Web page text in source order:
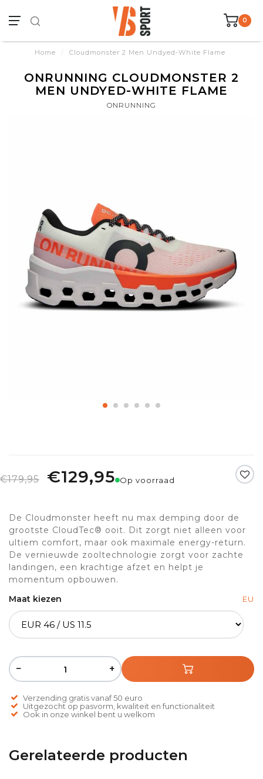
0
Home / Cloudmonster 2 Men Undyed-White Flame
ONRUNNING CLOUDMONSTER 2
MEN UNDYED-WHITE FLAME
ONRUNNING
€179,95 €129,95 Op voorraad
De Cloudmonster heeft nu max demping door de
grootste CloudTec® ooit. Dit zorgt niet alleen voor
ultiem comfort, maar ook maximale energy-return.
De vernieuwde zooltechnologie zorgt voor zachte
landingen, een krachtige afzet en helpt je
momentum opbouwen.
Maat kiezen
EU
− +
Verzending gratis vanaf 50 euro
Uitgezocht op pasvorm, kwaliteit en functionaliteit
Ook in onze winkel bent u welkom
Gerelateerde producten